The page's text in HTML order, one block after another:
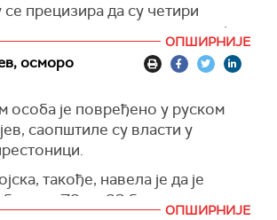
прецизира да су четири
уништена изнад територије
и по један изнад Орловске,
области.
су саопштили да је напад
мањи пожар, који је брзо
ОПШИРНИЈЕ
осморо
особа је повређено у руском
саопштиле су власти у
такође, навела је да је
78 од 83 беспилотне
ОПШИРНИЈЕ